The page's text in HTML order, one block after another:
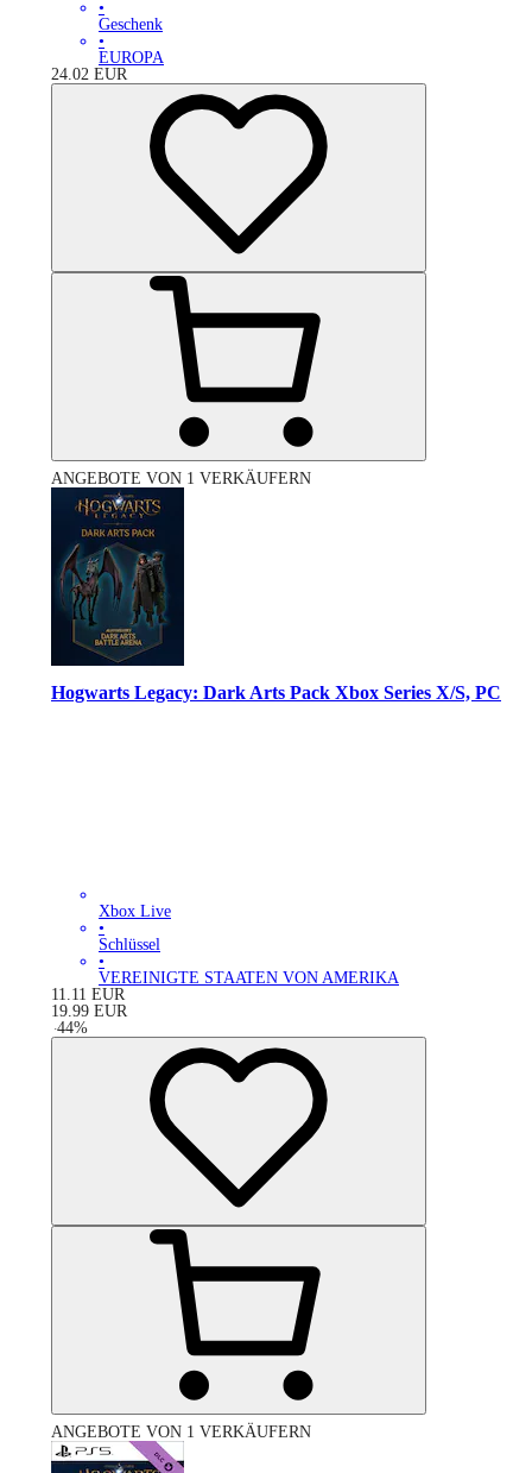
•
Geschenk
•
EUROPA
24.02 EUR
ANGEBOTE VON 1 VERKÄUFERN
Hogwarts Legacy: Dark Arts Pack Xbox Series X/S, PC
Xbox Live
•
Schlüssel
•
VEREINIGTE STAATEN VON AMERIKA
11.11 EUR
19.99 EUR
-44%
ANGEBOTE VON 1 VERKÄUFERN